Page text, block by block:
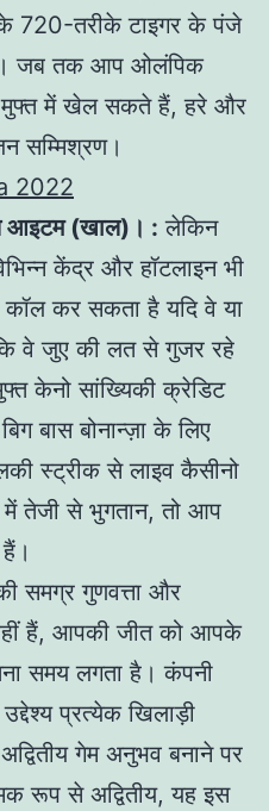
720-तरीके टाइगर के पंजे
जब तक आप ओलंपिक
में खेल सकते हैं, हरे और
सम्मिश्रण।
2022
आइटम (खाल)। : लेकिन
केंद्र और हॉटलाइन भी
कर सकता है यदि वे या
वे जुए की लत से गुजर रहे
केनो सांख्यिकी क्रेडिट
बास बोनान्ज़ा के लिए
स्ट्रीक से लाइव कैसीनो
तेजी से भुगतान, तो आप
समग्र गुणवत्ता और
हैं, आपकी जीत को आपके
समय लगता है। कंपनी
प्रत्येक खिलाड़ी
गेम अनुभव बनाने पर
रूप से अद्वितीय, यह इस